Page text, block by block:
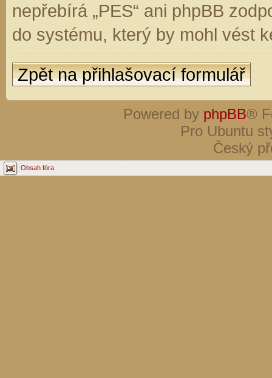
nepřebírá „PES“ ani phpBB
do systému, který by mohl vést
Zpět na přihlašovací formulář
Powered by phpBB®
Pro Ubuntu
Český
Obsah fóra